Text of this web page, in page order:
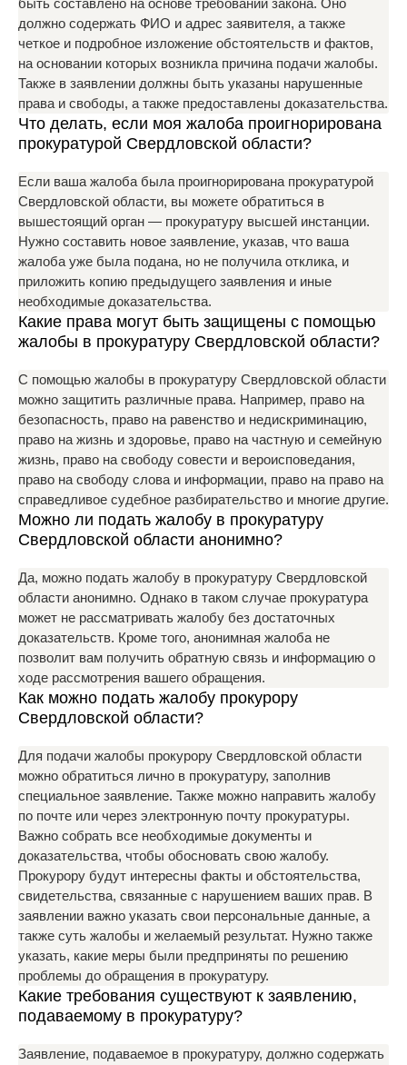
быть составлено на основе требований закона. Оно
должно содержать ФИО и адрес заявителя, а также
четкое и подробное изложение обстоятельств и фактов,
на основании которых возникла причина подачи жалобы.
Также в заявлении должны быть указаны нарушенные
права и свободы, а также предоставлены доказательства.
Что делать, если моя жалоба проигнорирована
прокуратурой Свердловской области?
Если ваша жалоба была проигнорирована прокуратурой
Свердловской области, вы можете обратиться в
вышестоящий орган — прокуратуру высшей инстанции.
Нужно составить новое заявление, указав, что ваша
жалоба уже была подана, но не получила отклика, и
приложить копию предыдущего заявления и иные
необходимые доказательства.
Какие права могут быть защищены с помощью
жалобы в прокуратуру Свердловской области?
С помощью жалобы в прокуратуру Свердловской области
можно защитить различные права. Например, право на
безопасность, право на равенство и недискриминацию,
право на жизнь и здоровье, право на частную и семейную
жизнь, право на свободу совести и вероисповедания,
право на свободу слова и информации, право на право на
справедливое судебное разбирательство и многие другие.
Можно ли подать жалобу в прокуратуру
Свердловской области анонимно?
Да, можно подать жалобу в прокуратуру Свердловской
области анонимно. Однако в таком случае прокуратура
может не рассматривать жалобу без достаточных
доказательств. Кроме того, анонимная жалоба не
позволит вам получить обратную связь и информацию о
ходе рассмотрения вашего обращения.
Как можно подать жалобу прокурору
Свердловской области?
Для подачи жалобы прокурору Свердловской области
можно обратиться лично в прокуратуру, заполнив
специальное заявление. Также можно направить жалобу
по почте или через электронную почту прокуратуры.
Важно собрать все необходимые документы и
доказательства, чтобы обосновать свою жалобу.
Прокурору будут интересны факты и обстоятельства,
свидетельства, связанные с нарушением ваших прав. В
заявлении важно указать свои персональные данные, а
также суть жалобы и желаемый результат. Нужно также
указать, какие меры были предприняты по решению
проблемы до обращения в прокуратуру.
Какие требования существуют к заявлению,
подаваемому в прокуратуру?
Заявление, подаваемое в прокуратуру, должно содержать